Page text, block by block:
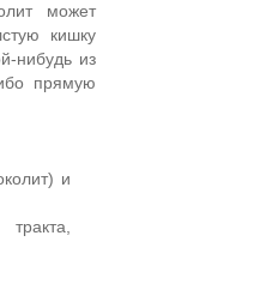
может
кишку
нибудь из
прямую
и